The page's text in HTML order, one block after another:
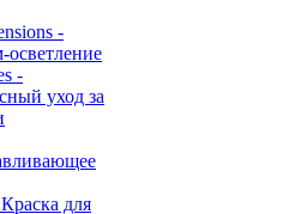
-
-
уход за
для